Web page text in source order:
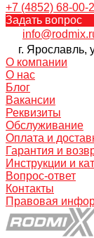
+7 (4852) 68-00-
Задать вопрос
г. Ярославль,
О компании
О нас
Блог
Вакансии
Реквизиты
Обслуживание
Оплата и
Гарантия и
Инструкции и
Вопрос-ответ
Контакты
Правовая